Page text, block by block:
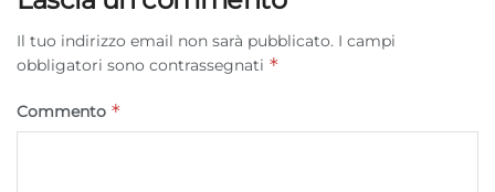
Il tuo indirizzo email non sarà pubblicato. I campi
obbligatori sono contrassegnati *
Commento *